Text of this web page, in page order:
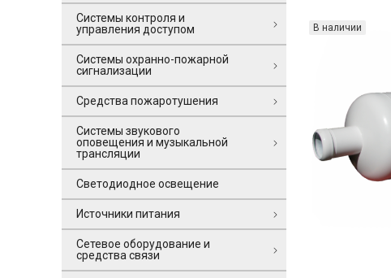
В наличии
Системы контроля и
управления доступом
Системы охранно-пожарной
сигнализации
Средства пожаротушения
Системы звукового
оповещения и музыкальной
трансляции
Светодиодное освещение
Источники питания
Сетевое оборудование и
средства связи